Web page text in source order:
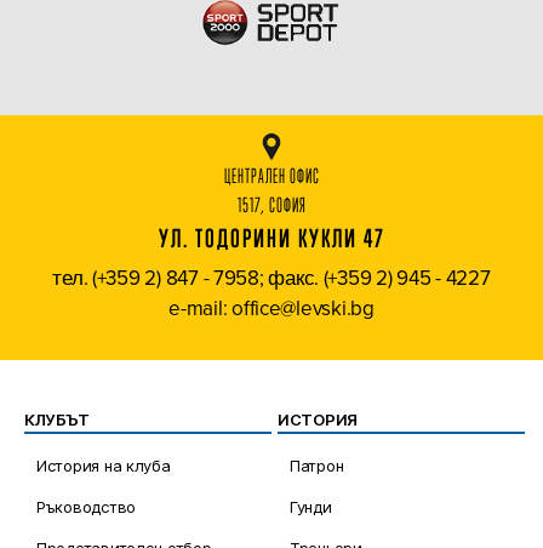
ЦЕНТРАЛЕН ОФИС
1517, СОФИЯ
УЛ. ТОДОРИНИ КУКЛИ 47
тел. (+359 2) 847 - 7958; факс. (+359 2) 945 - 4227
e-mail: office@levski.bg
КЛУБЪТ
История на клуба
Ръководство
ИСТОРИЯ
Патрон
Гунди